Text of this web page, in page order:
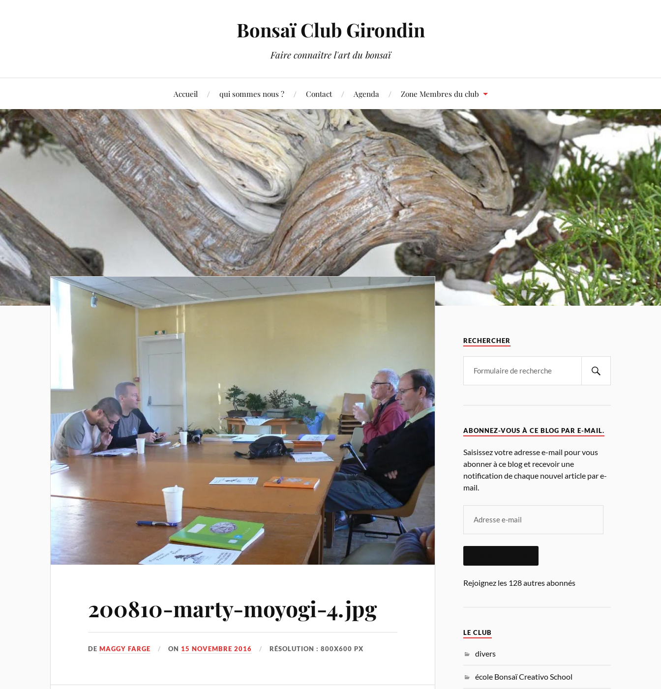
Bonsaï Club Girondin
Faire connaître l'art du bonsaï
Accueil qui sommes nous ? Contact Agenda Zone Membres du club
200810-marty-moyogi-4.jpg
DEMAGGY FARGE ON 15 NOVEMBRE 2016 RÉSOLUTION : 800X600 PX
RECHERCHER
ABONNEZ-VOUS À CE BLOG PAR E-MAIL.
Saisissez votre adresse e-mail pour vous
abonner à ce blog et recevoir une
notification de chaque nouvel article par e-
mail.
Rejoignez les 128 autres abonnés
LE CLUB
divers
école Bonsaï Creativo School